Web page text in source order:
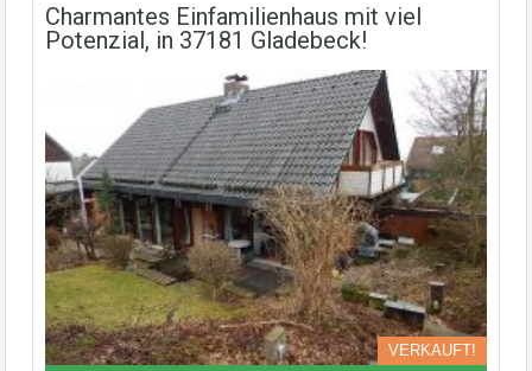
Charmantes Einfamilienhaus mit viel
Potenzial, in 37181 Gladebeck!
VERKAUFT!